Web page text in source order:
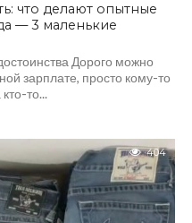
что делают опытные
— 3 маленькие
Дорого можно
зарплате, просто кому-то
то...
404